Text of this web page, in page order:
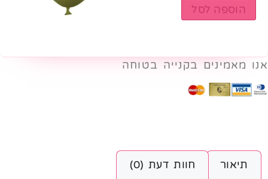
הוספה לסל
אנו מאמינים בקנייה בטוחה
תיאור חוות דעת (0)